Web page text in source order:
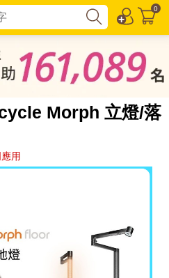
0
Morph 立燈/落
用